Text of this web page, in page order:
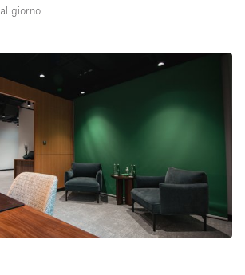
al giorno